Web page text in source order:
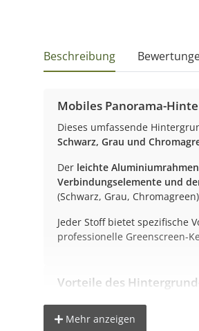
Beschreibung
Mobiles Panorama-
Dieses umfassende
Schwarz, Grau und
Der leichte Aluminiumrahmen
Verbindungselemente und
(Schwarz, Grau,
Jeder Stoff bietet spezifische
professionelle Greenscreen-
Vorteile des
Vier Stofffarben:Weiß,
Freistehendes Rahmensystem:
Mehr anzeigen